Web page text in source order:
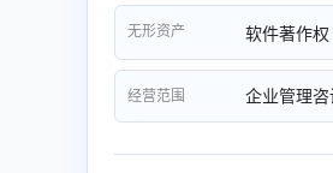
无形资产 软件著作权
经营范围 企业管理